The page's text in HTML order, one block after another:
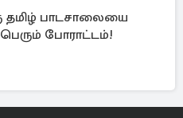
தமிழ் பாடசாலையை
பெரும் போராட்டம்!